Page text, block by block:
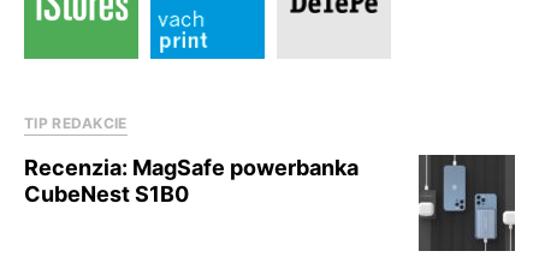
TIP REDAKCIE
Recenzia: MagSafe powerbanka
CubeNest S1B0